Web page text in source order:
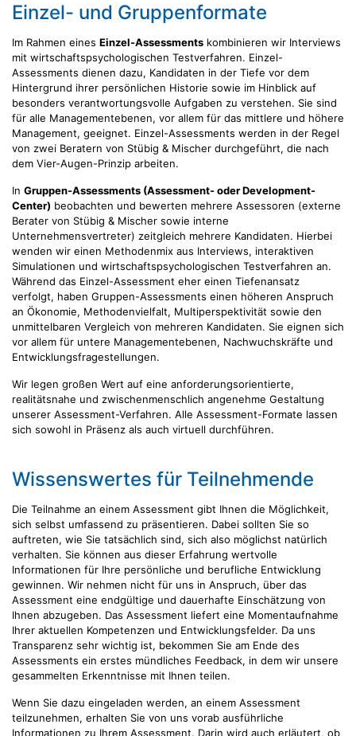
Einzel- und Gruppenformate
Im Rahmen eines Einzel-Assessments kombinieren wir Interviews
mit wirtschaftspsychologischen Testverfahren. Einzel-
Assessments dienen dazu, Kandidaten in der Tiefe vor dem
Hintergrund ihrer persönlichen Historie sowie im Hinblick auf
besonders verantwortungsvolle Aufgaben zu verstehen. Sie sind
für alle Managementebenen, vor allem für das mittlere und höhere
Management, geeignet. Einzel-Assessments werden in der Regel
von zwei Beratern von Stübig & Mischer durchgeführt, die nach
dem Vier-Augen-Prinzip arbeiten.
In Gruppen-Assessments (Assessment- oder Development-
Center) beobachten und bewerten mehrere Assessoren (externe
Berater von Stübig & Mischer sowie interne
Unternehmensvertreter) zeitgleich mehrere Kandidaten. Hierbei
wenden wir einen Methodenmix aus Interviews, interaktiven
Simulationen und wirtschaftspsychologischen Testverfahren an.
Während das Einzel-Assessment eher einen Tiefenansatz
verfolgt, haben Gruppen-Assessments einen höheren Anspruch
an Ökonomie, Methodenvielfalt, Multiperspektivität sowie den
unmittelbaren Vergleich von mehreren Kandidaten. Sie eignen sich
vor allem für untere Managementebenen, Nachwuchskräfte und
Entwicklungsfragestellungen.
Wir legen großen Wert auf eine anforderungsorientierte,
realitätsnahe und zwischenmenschlich angenehme Gestaltung
unserer Assessment-Verfahren. Alle Assessment-Formate lassen
sich sowohl in Präsenz als auch virtuell durchführen.
Wissenswertes für Teilnehmende
Die Teilnahme an einem Assessment gibt Ihnen die Möglichkeit,
sich selbst umfassend zu präsentieren. Dabei sollten Sie so
auftreten, wie Sie tatsächlich sind, sich also möglichst natürlich
verhalten. Sie können aus dieser Erfahrung wertvolle
Informationen für Ihre persönliche und berufliche Entwicklung
gewinnen. Wir nehmen nicht für uns in Anspruch, über das
Assessment eine endgültige und dauerhafte Einschätzung von
Ihnen abzugeben. Das Assessment liefert eine Momentaufnahme
Ihrer aktuellen Kompetenzen und Entwicklungsfelder. Da uns
Transparenz sehr wichtig ist, bekommen Sie am Ende des
Assessments ein erstes mündliches Feedback, in dem wir unsere
gesammelten Erkenntnisse mit Ihnen teilen.
Wenn Sie dazu eingeladen werden, an einem Assessment
teilzunehmen, erhalten Sie von uns vorab ausführliche
Informationen zu Ihrem Assessment. Darin wird auch erläutert, ob